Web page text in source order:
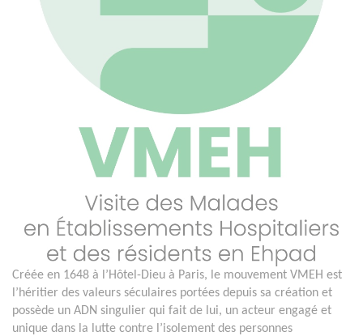
Créée en 1648 à l’Hôtel-Dieu à Paris, le mouvement VMEH est
l’héritier des valeurs séculaires portées depuis sa création et
possède un ADN singulier qui fait de lui, un acteur engagé et
unique dans la lutte contre l’isolement des personnes